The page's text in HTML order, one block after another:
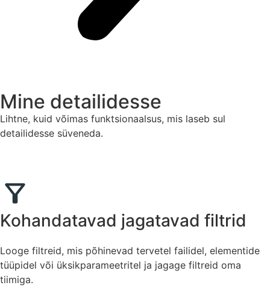
Mine detailidesse
Lihtne, kuid võimas funktsionaalsus, mis laseb sul
detailidesse süveneda.
Kohandatavad jagatavad filtrid
Looge filtreid, mis põhinevad tervetel failidel, elementide
tüüpidel või üksikparameetritel ja jagage filtreid oma
tiimiga.